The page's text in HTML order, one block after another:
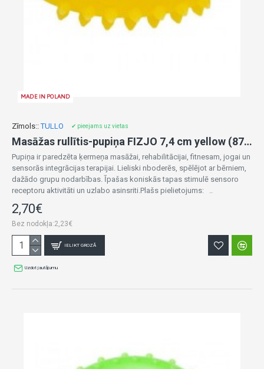
MADE IN POLAND
Zīmols:: TULLO ✔ pieejams uz vietas
Masāžas rullītis-pupiņa FIZJO 7,4 cm yellow (875)
Pupiņa ir paredzēta ķermeņa masāžai, rehabilitācijai, fitnesam, jogai un
sensorās integrācijas terapijai. Lieliski nboderēs, spēlējot ar bērniem,
dažādo grupu nodarbības. Īpašas koniskās tapas stimulē sensoro
receptoru aktivitāti un uzlabo asinsriti.Plašs pielietojums: ..
2,70€
Bez nodokļa:2,23€
IELIKT GROZĀ
Uzdot jautājumu